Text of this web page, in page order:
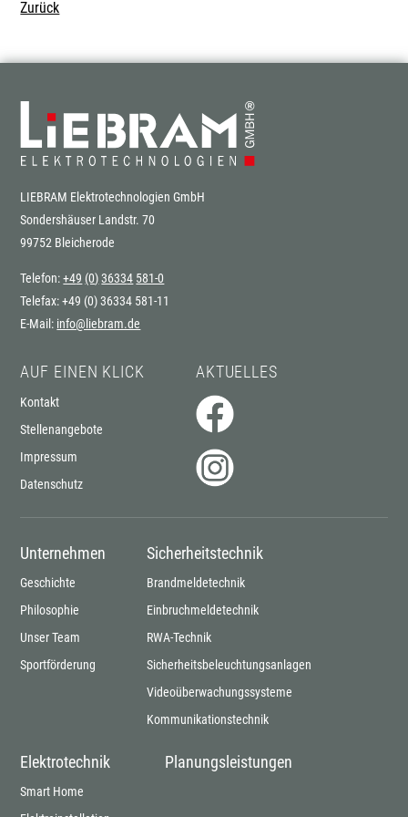
Zurück
LIEBRAM Elektrotechnologien GmbH
Sondershäuser Landstr. 70
99752 Bleicherode
Telefon:+49 (0) 36334 581-0
Telefax:+49 (0) 36334 581-11
E-Mail: info@liebram.de
AUF EINEN KLICK
Navigation
Kontakt
Stellenangebote
Impressum
Datenschutz
AKTUELLES
Navigation
überspringen
Unternehmen
Geschichte
Philosophie
Unser Team
Sportförderung
Sicherheitstechnik
Brandmeldetechnik
Einbruchmeldetechnik
RWA-Technik
Sicherheitsbeleuchtungsanlagen
Videoüberwachungssysteme
Kommunikationstechnik
Elektrotechnik
Smart Home
Planungsleistungen